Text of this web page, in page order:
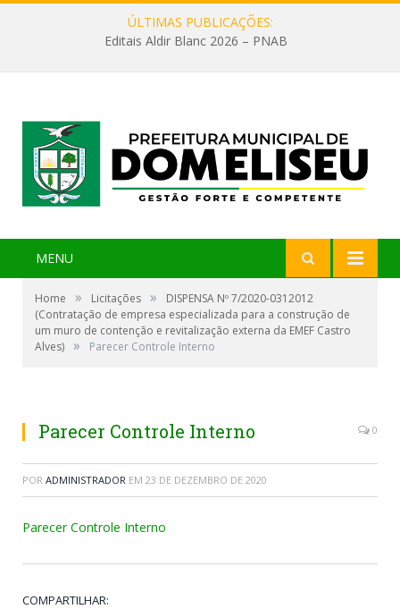
ÚLTIMAS PUBLICAÇÕES:
Editais Aldir Blanc 2026 – PNAB
MENU
Home » Licitações »
DISPENSA Nº 7/2020-0312012
(Contratação de empresa especializada para a construção de
um muro de contenção e revitalização externa da EMEF Castro
Alves) » Parecer Controle Interno
Parecer Controle Interno 0
POR ADMINISTRADOR EM 23 DE DEZEMBRO DE 2020
Parecer Controle Interno
COMPARTILHAR: